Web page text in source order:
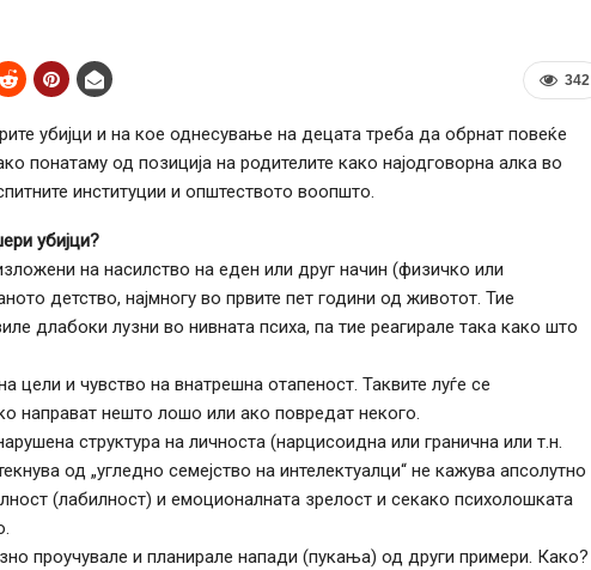
342
убијци и на кое однесување на децата треба да обрнат повеќе
понатаму од позиција на родителите како најодговорна алка во
институции и општеството воопшто.
убијци?
на насилство на еден или друг начин (физичко или
детство, најмногу во првите пет години од животот. Тие
длабоки лузни во нивната психа, па тие реагирале така како што
цели и чувство на внатрешна отапеност. Таквите луѓе се
направат нешто лошо или ако повредат некого.
структура на личноста (нарцисоидна или гранична или т.н.
од „угледно семејство на интелектуалци“ не кажува апсолутно
(лабилност) и емоционалната зрелост и секако психолошката
проучувале и планирале напади (пукања) од други примери. Како?